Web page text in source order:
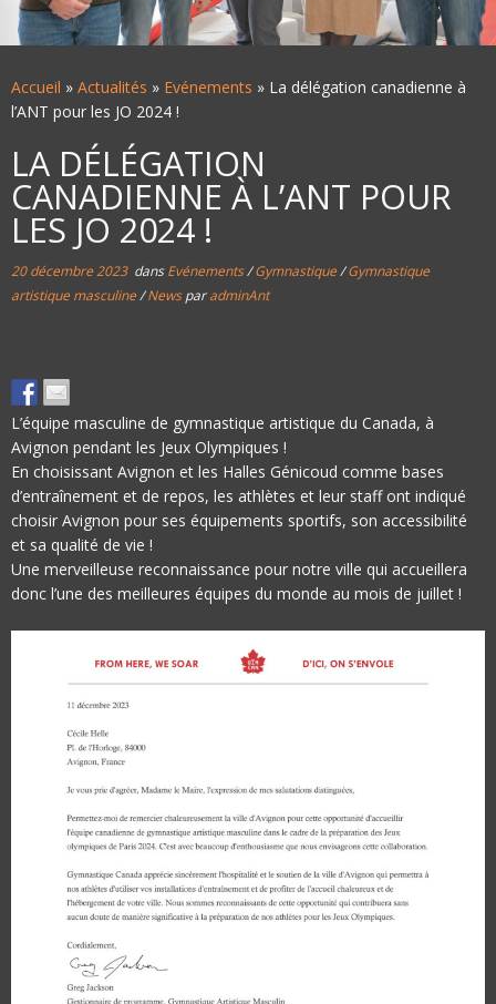
Accueil » Actualités » Evénements » La délégation canadienne à
l’ANT pour les JO 2024 !
LA DÉLÉGATION
CANADIENNE À L’ANT POUR
LES JO 2024 !
20 décembre 2023dansEvénements/Gymnastique/Gymnastique
artistique masculine/NewsparadminAnt
L’équipe masculine de gymnastique artistique du Canada, à
Avignon pendant les Jeux Olympiques !
En choisissant Avignon et les Halles Génicoud comme bases
d’entraînement et de repos, les athlètes et leur staff ont indiqué
choisir Avignon pour ses équipements sportifs, son accessibilité
et sa qualité de vie !
Une merveilleuse reconnaissance pour notre ville qui accueillera
donc l’une des meilleures équipes du monde au mois de juillet !